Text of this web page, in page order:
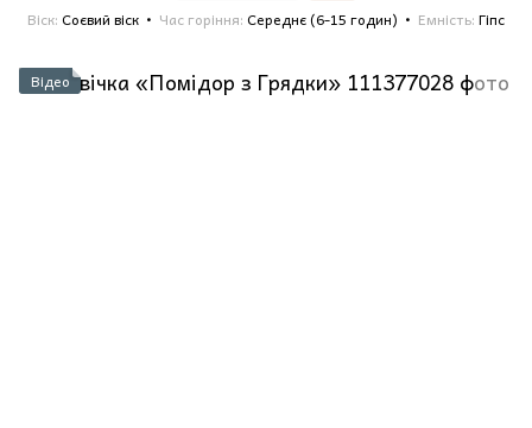
Віск Соєвий віск Час горіння Середнє (6-15 годин) Емність Гіпс
Відео